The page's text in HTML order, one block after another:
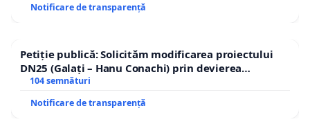
Notificare de transparență
Petiție publică: Solicităm modificarea proiectului
DN25 (Galați – Hanu Conachi) prin devierea
traseului în afara localităților!
104 semnături
Notificare de transparență